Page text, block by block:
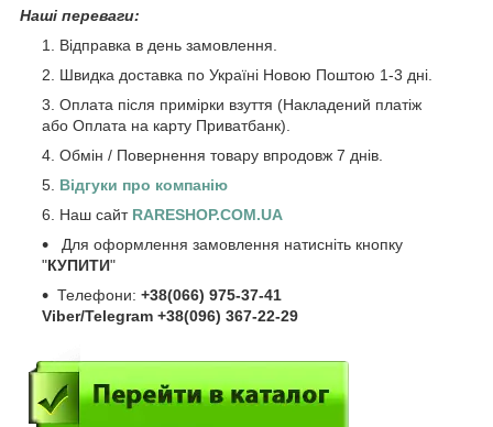
Наші переваги:
Відправка в день замовлення.
Швидка доставка по Україні Новою Поштою 1-3 дні.
Оплата після примірки взуття (Накладений платіж
або Оплата на карту Приватбанк).
Обмін / Повернення товару впродовж 7 днів.
Відгуки про компанію
Наш сайт RARESHOP.COM.UA
Для оформлення замовлення натисніть кнопку
"КУПИТИ"
Телефони: +38(066) 975-37-41
Viber/Telegram +38(096) 367-22-29